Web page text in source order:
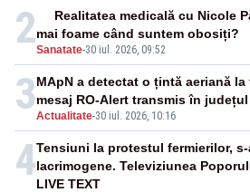
2Sanatate-30 iul. 2026, 09:52
Realitatea medicală cu Nicole
mai foame când suntem obosiți?
3Actualitate-30 iul. 2026, 10:16
MApN a detectat o țintă aeriană
mesaj RO-Alert transmis în
4Tensiuni la protestul fermierilor,
lacrimogene. Televiziunea
LIVE TEXT